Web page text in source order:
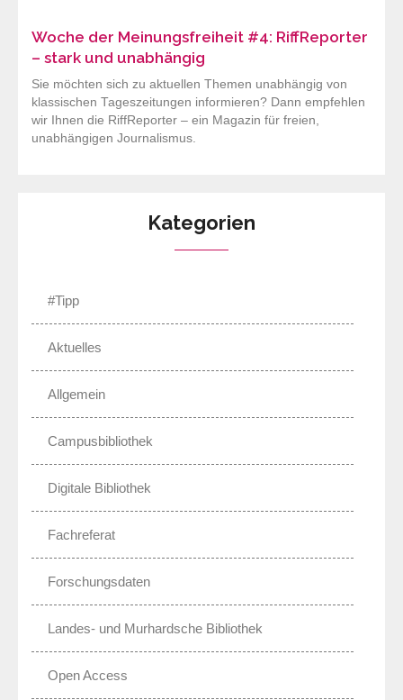
Woche der Meinungsfreiheit #4: RiffReporter
– stark und unabhängig
Sie möchten sich zu aktuellen Themen unabhängig von
klassischen Tageszeitungen informieren? Dann empfehlen
wir Ihnen die RiffReporter – ein Magazin für freien,
unabhängigen Journalismus.
Kategorien
#Tipp
Aktuelles
Allgemein
Campusbibliothek
Digitale Bibliothek
Fachreferat
Forschungsdaten
Landes- und Murhardsche Bibliothek
Open Access